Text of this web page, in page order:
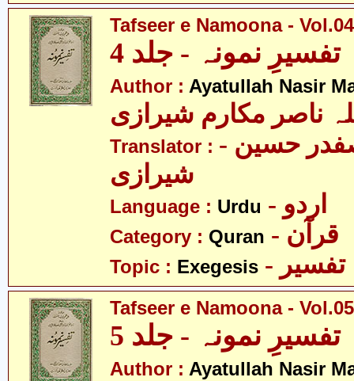
Tafseer e Namoona - Vol.04
تفسیرِ نمونہ - جلد 4
Author : Ayatullah Nasir
ناصر مکارم شیرازی
Translator : - مولانا سید صفدر حسین
شیرازی
Language : Urdu - اردو
Category : Quran - قرآن
Topic : Exegesis - تفسیر
Tafseer e Namoona - Vol.05
تفسیرِ نمونہ - جلد 5
Author : Ayatullah Nasir